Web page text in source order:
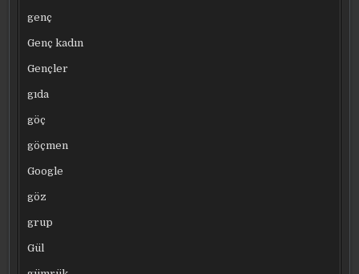
genç
Genç kadın
Gençler
gıda
göç
göçmen
Google
göz
grup
Gül